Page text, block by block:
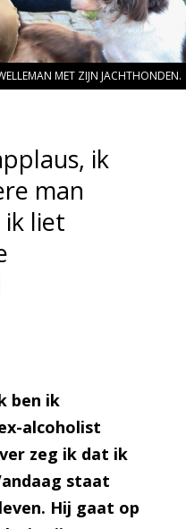
MET ZIJN JACHTHONDEN.
ik
man
liet
ben ik
alcoholist
zeg ik dat ik
staat
Hij gaat op